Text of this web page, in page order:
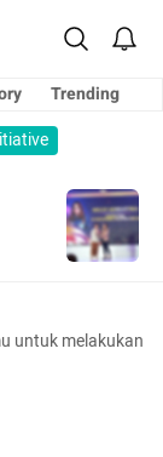
Trending
untuk melakukan